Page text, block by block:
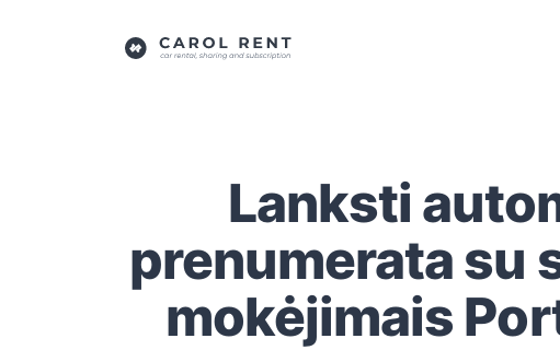
Lanksti
prenumerata su
mokėjimais